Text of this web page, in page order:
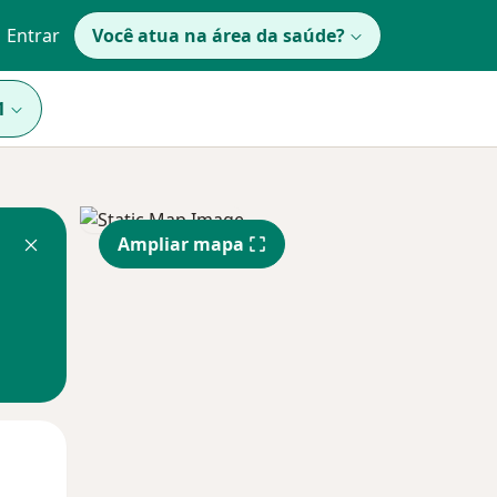
Entrar Você atua na área da saúde?
Ampliar mapa